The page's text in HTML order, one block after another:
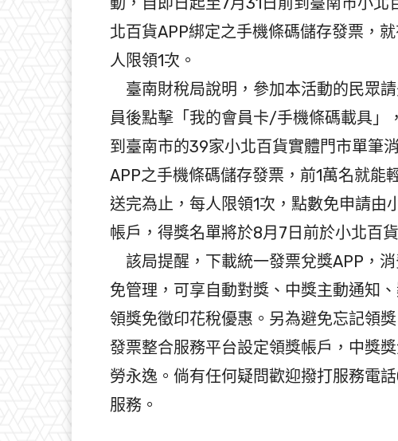
北百貨APP綁定之手機條碼儲存發票，
人限領1次。
臺南財稅局說明，參加本活動的民眾
員後點擊「我的會員卡/手機條碼載具」
到臺南市的39家小北百貨實體門市單筆
APP之手機條碼儲存發票，前1萬名就能
送完為止，每人限領1次，點數免申請由
帳戶，得獎名單將於8月7日前於小北百
該局提醒，下載統一發票兌獎APP，
免管理，可享自動對獎、中獎主動通知
領獎免徵印花稅優惠。另為避免忘記領
發票整合服務平台設定領獎帳戶，中獎
勞永逸。倘有任何疑問歡迎撥打服務電
服務。